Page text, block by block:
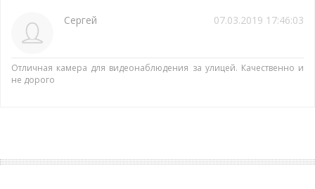
07.03.2019 17:46:03
Сергей
Отличная камера для видеонаблюдения за улицей. Качественно и
не дорого